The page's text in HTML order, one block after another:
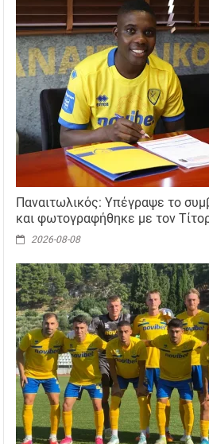
Παναιτωλικός: Υπέγραψε το
και φωτογραφήθηκε με τον
2026-08-08